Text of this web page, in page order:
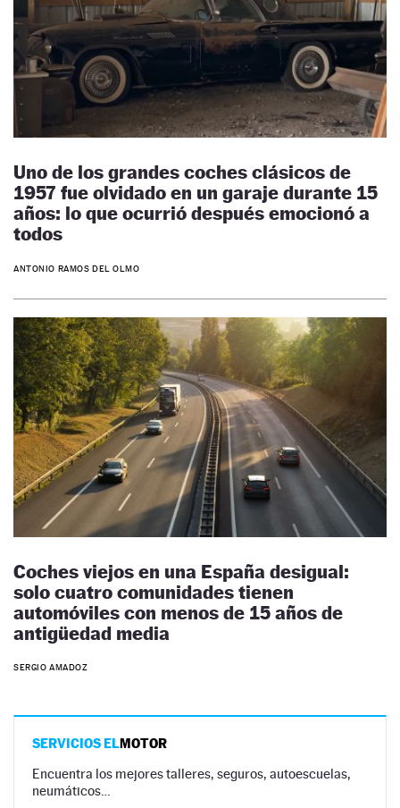
Uno de los grandes coches clásicos de
1957 fue olvidado en un garaje durante 15
años: lo que ocurrió después emocionó a
todos
ANTONIO RAMOS DEL OLMO
Coches viejos en una España desigual:
solo cuatro comunidades tienen
automóviles con menos de 15 años de
antigüedad media
SERGIO AMADOZ
SERVICIOS ELMOTOR
Encuentra los mejores talleres, seguros, autoescuelas,
neumáticos…